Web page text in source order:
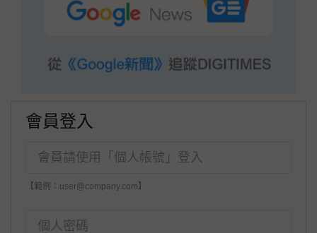
會員登入
【範例：user@company.com】